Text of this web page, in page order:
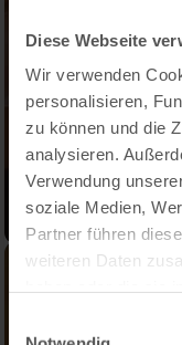
Diese Webseite
Wir verwenden
personalisieren,
zu können und die
analysieren.
Verwendung
soziale Medien,
Partner führen
weiteren Daten